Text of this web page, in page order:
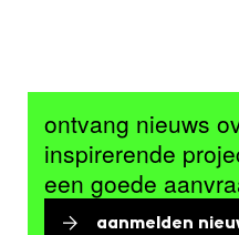
ontvang nieuws
inspirerende
een goede
aanmelden